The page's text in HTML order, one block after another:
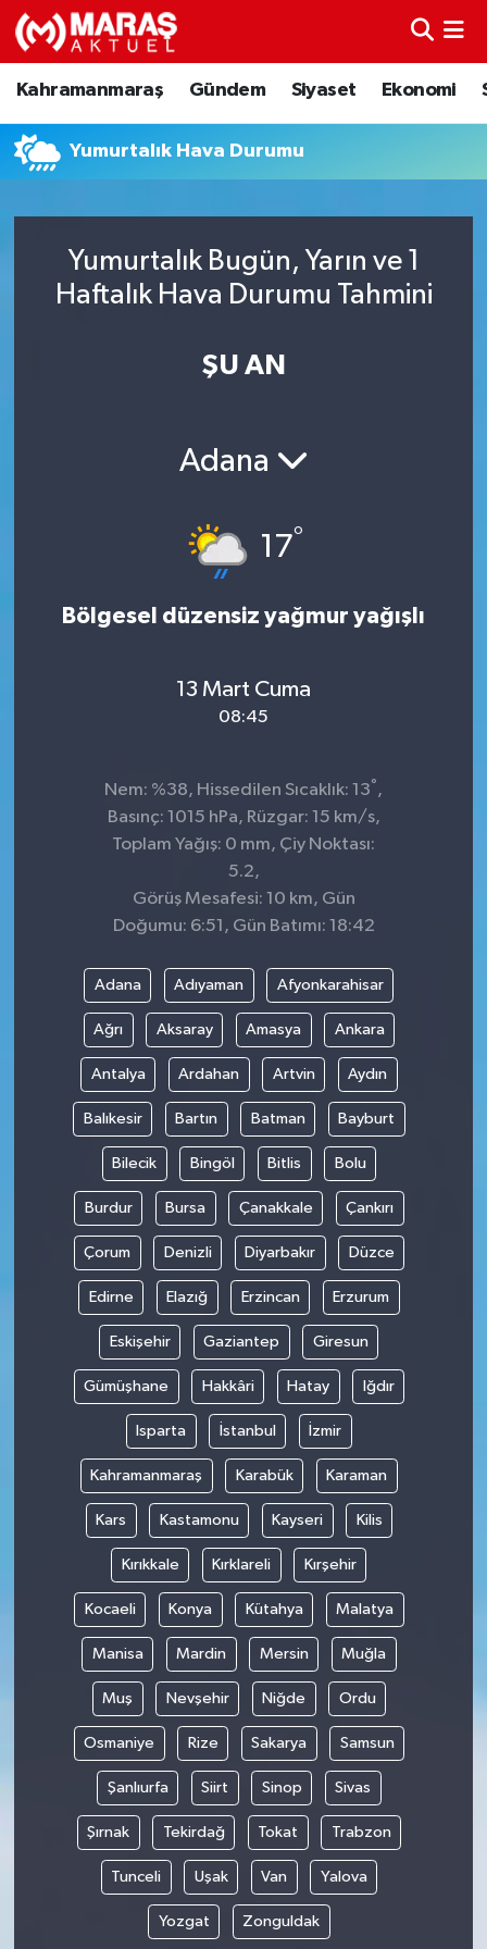
Kahramanmaraş Gündem Siyaset Ekonomi
Yumurtalık Hava Durumu
Yumurtalık Bugün, Yarın ve 1
Haftalık Hava Durumu Tahmini
ŞU AN
Adana
17°
Bölgesel düzensiz yağmur yağışlı
13 Mart Cuma
08:45
Nem: %38, Hissedilen Sıcaklık: 13° ,
Basınç: 1015 hPa, Rüzgar: 15 km/s,
Toplam Yağış: 0 mm, Çiy Noktası:
5.2,
Görüş Mesafesi: 10 km, Gün
Doğumu: 6:51, Gün Batımı: 18:42
Adana Adıyaman Afyonkarahisar
Ağrı Aksaray Amasya Ankara
Antalya Ardahan Artvin Aydın
Balıkesir Bartın Batman Bayburt
Bilecik Bingöl Bitlis Bolu
Burdur Bursa Çanakkale Çankırı
Çorum Denizli Diyarbakır Düzce
Edirne Elazığ Erzincan Erzurum
Eskişehir Gaziantep Giresun
Gümüşhane Hakkâri Hatay Iğdır
Isparta İstanbul İzmir
Kahramanmaraş Karabük Karaman
Kars Kastamonu Kayseri Kilis
Kırıkkale Kırklareli Kırşehir
Kocaeli Konya Kütahya Malatya
Manisa Mardin Mersin Muğla
Muş Nevşehir Niğde Ordu
Osmaniye Rize Sakarya Samsun
Şanlıurfa Siirt Sinop Sivas
Şırnak Tekirdağ Tokat Trabzon
Tunceli Uşak Van Yalova
Yozgat Zonguldak
Kahramanmaraş
Ekonomi
Spor
Nöbetçi Eczaneler
Trafik Durumu
TFF 3.Lig 4.Grup Puan Durumu ve Fikstür